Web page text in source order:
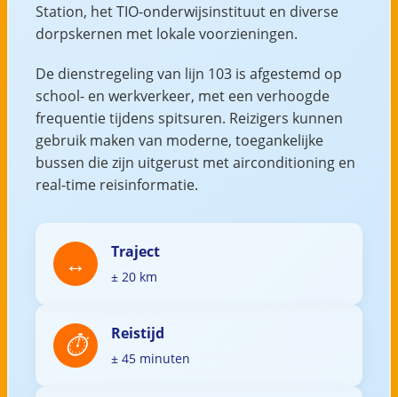
Station, het TIO-onderwijsinstituut en diverse
dorpskernen met lokale voorzieningen.
De dienstregeling van lijn 103 is afgestemd op
school- en werkverkeer, met een verhoogde
frequentie tijdens spitsuren. Reizigers kunnen
gebruik maken van moderne, toegankelijke
bussen die zijn uitgerust met airconditioning en
real-time reisinformatie.
Traject
± 20 km
Reistijd
± 45 minuten